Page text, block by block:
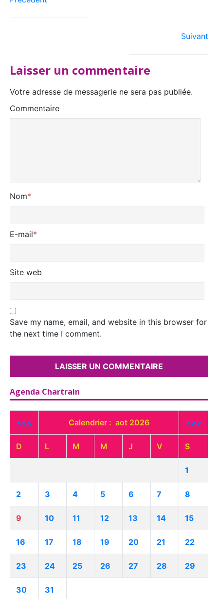
Suivant
Laisser un commentaire
Votre adresse de messagerie ne sera pas publiée.
Commentaire
Nom*
E-mail*
Site web
Save my name, email, and website in this browser for
the next time I comment.
Agenda Chartrain
<<< Calendrier : aot 2026 >>>
D L M M J V S
1
2 3 4 5 6 7 8
9 10 11 12 13 14 15
16 17 18 19 20 21 22
23 24 25 26 27 28 29
30 31